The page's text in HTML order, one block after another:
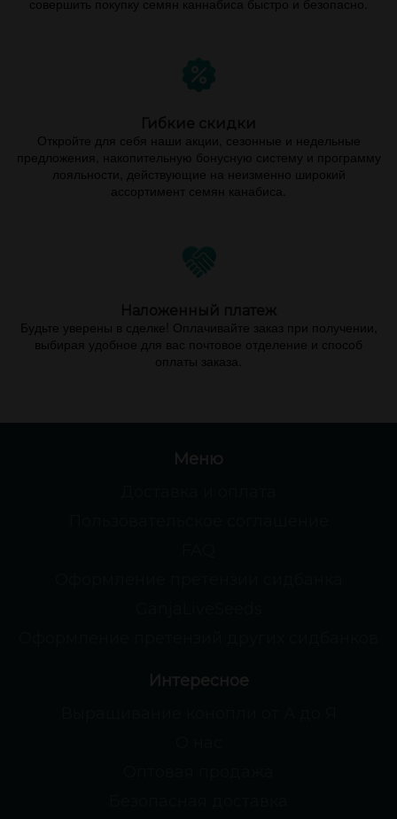
совершить покупку семян каннабиса быстро и безопасно.
Откройте для себя наши акции, сезонные и недельные
предложения, накопительную бонусную систему и программу
лояльности, действующие на неизменно широкий
ассортимент семян канабиса.
Будьте уверены в сделке! Оплачивайте заказ при получении,
выбирая удобное для вас почтовое отделение и способ
оплаты заказа.